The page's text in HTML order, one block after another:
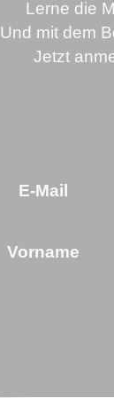
Lerne die
Und mit dem
Jetzt
E-Mail
Vorname